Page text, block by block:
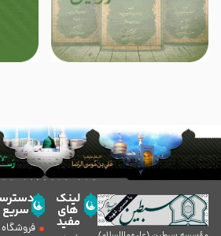
لینک
های
مفید
سریع
فروشگاه